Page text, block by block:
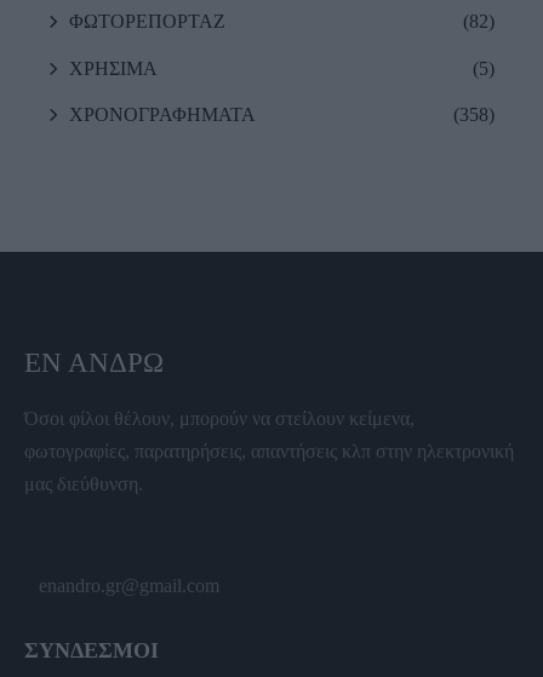
ΦΩΤΟΡΕΠΟΡΤΑΖ (82)
ΧΡΗΣΙΜΑ (5)
ΧΡΟΝΟΓΡΑΦΗΜΑΤΑ (358)
ΕΝ ΆΝΔΡΩ
Όσοι φίλοι θέλουν, μπορούν να στείλουν κείμενα,
φωτογραφίες, παρατηρήσεις, απαντήσεις κλπ στην ηλεκτρονική
μας διεύθυνση.
enandro.gr@gmail.com
ΣΥΝΔΕΣΜΟΙ